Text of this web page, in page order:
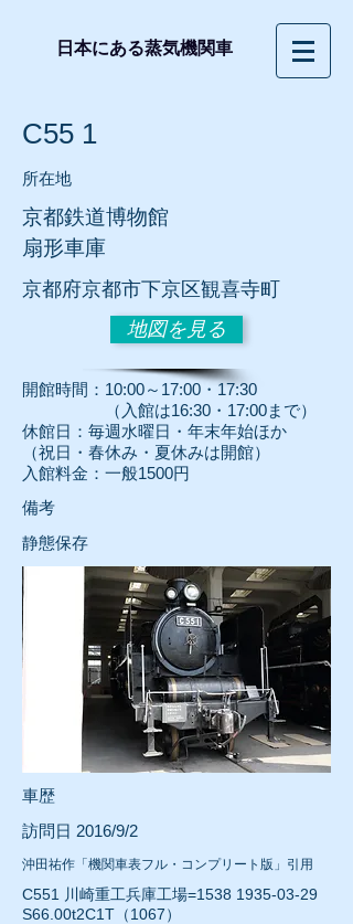
日本にある蒸気機関車
C55 1
所在地
京都鉄道博物館
扇形車庫
京都府京都市下京区観喜寺町
地図を見る
開館時間：10:00～17:00・17:30
（入館は16:30・17:00まで）
休館日：毎週水曜日・年末年始ほか
（祝日・春休み・夏休みは開館）
入館料金：一般1500円
​備考
静態保存
車歴
訪問日 2016/9/2
沖田祐作「機関車表フル・コンプリート版」引用
C551 川崎重工兵庫工場=1538 1935-03-29
S66.00t2C1T（1067）